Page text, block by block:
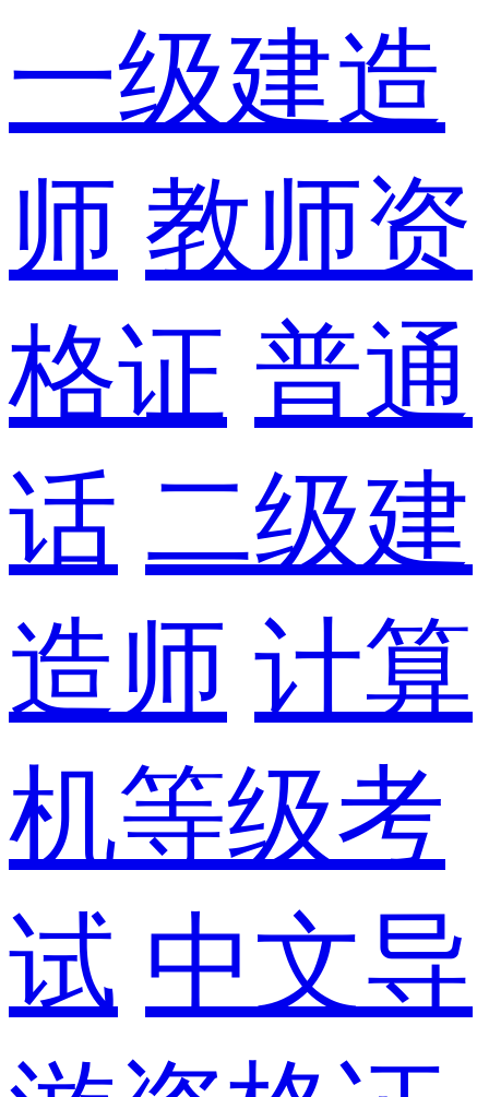
一级建造
师 教师资
格证 普通
话 二级建
造师 计算
机等级考
试 中文导